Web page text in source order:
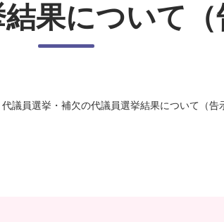
果について（
議員選挙・補欠の代議員選挙結果について（告